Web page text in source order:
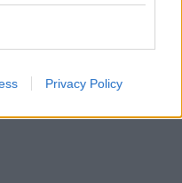
Privacy Policy